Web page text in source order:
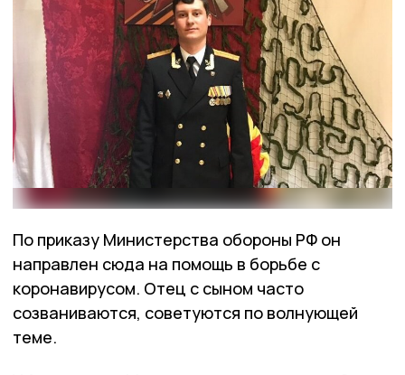
По приказу Министерства обороны РФ он
направлен сюда на помощь в борьбе с
коронавирусом. Отец с сыном часто
созваниваются, советуются по волнующей
теме.